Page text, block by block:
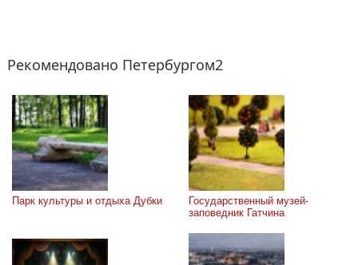
Рекомендовано Петербургом2
Парк культуры и отдыха Дубки
Государственный музей-
заповедник Гатчина